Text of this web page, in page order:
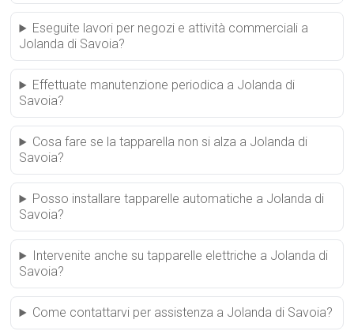
Eseguite lavori per negozi e attività commerciali a
Jolanda di Savoia?
Effettuate manutenzione periodica a Jolanda di
Savoia?
Cosa fare se la tapparella non si alza a Jolanda di
Savoia?
Posso installare tapparelle automatiche a Jolanda di
Savoia?
Intervenite anche su tapparelle elettriche a Jolanda di
Savoia?
Come contattarvi per assistenza a Jolanda di Savoia?